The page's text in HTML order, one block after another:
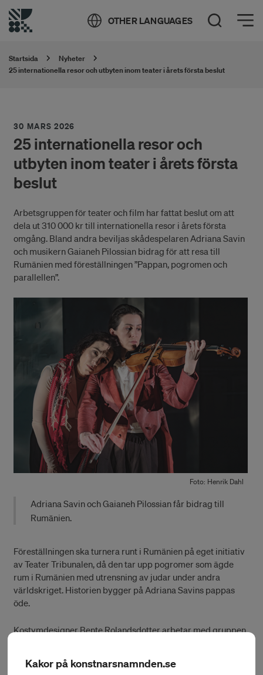
OTHER LANGUAGES Öppna sök
Öppna meny
Startsida
Nyheter
25 internationella resor och utbyten inom teater i årets första beslut
30 MARS 2026
25 internationella resor och
utbyten inom teater i årets första
beslut
Arbetsgruppen för teater och film har fattat beslut om att
dela ut 310 000 kr till internationella resor i årets första
omgång. Bland andra beviljas skådespelaren Adriana Savin
och musikern Gaianeh Pilossian bidrag för att resa till
Rumänien med föreställningen ”Pappan, pogromen och
parallellen”.
Foto: Henrik Dahl
Adriana Savin och Gaianeh Pilossian får bidrag till
Rumänien.
Föreställningen ska turnera runt i Rumänien på eget initiativ
av Teater Tribunalen, då den tar upp pogromer som ägde
rum i Rumänien med utrensning av judar under andra
världskriget. Historien bygger på Adriana Savins pappas
öde.
Kostymdesigner Bente Rolandsdotter arbetar med gruppen
operauppsättning under en månads arbete i Stockholm.
Kakor på konstnarsnamnden.se